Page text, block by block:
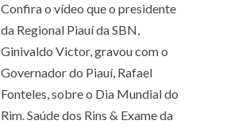
Confira o vídeo que o presidente
da Regional Piauí da SBN,
Ginivaldo Victor, gravou com o
Governador do Piauí, Rafael
Fonteles, sobre o Dia Mundial do
Rim. Saúde dos Rins & Exame da